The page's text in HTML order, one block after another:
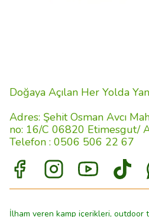
Doğaya Açılan Her Yolda
Adres: Şehit Osman Avcı
no: 16/C 06820 Etimesgut/
Telefon : 0506 506 22 67
İlham veren kamp içerikleri, outdoor